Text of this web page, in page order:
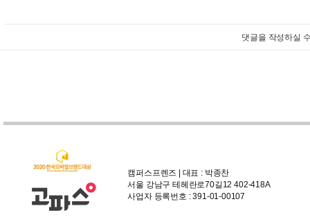
댓글을 작성하실
캠퍼스프렌즈 | 대표 : 박종찬
서울 강남구 테헤란로70길12 402-418A
사업자 등록번호 : 391-01-00107